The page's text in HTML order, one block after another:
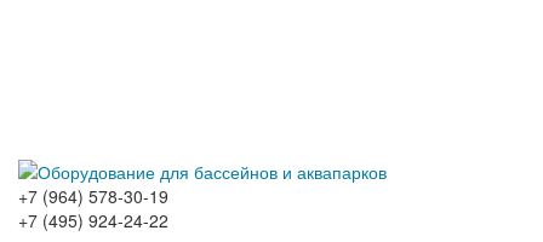
+7 (964) 578-30-19
+7 (495) 924-24-22